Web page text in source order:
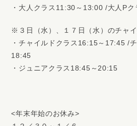
・大人クラス11:30～13:00 /大人P
※３日（水）、１７日（水）のチャ
・チャイルドクラス16:15～17:45 /
18:45
・ジュニアクラス18:45～20:15
<年末年始のお休み>